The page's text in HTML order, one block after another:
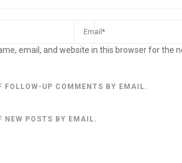
email, and website in this browser for the
FOLLOW-UP COMMENTS BY EMAIL.
NEW POSTS BY EMAIL.